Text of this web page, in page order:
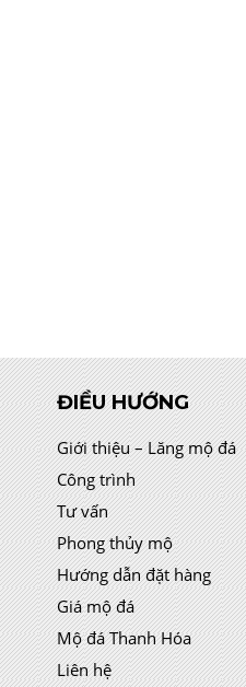
ĐIỀU HƯỚNG
Giới thiệu – Lăng mộ đá
Công trình
Tư vấn
Phong thủy mộ
Hướng dẫn đặt hàng
Giá mộ đá
Mộ đá Thanh Hóa
Liên hệ